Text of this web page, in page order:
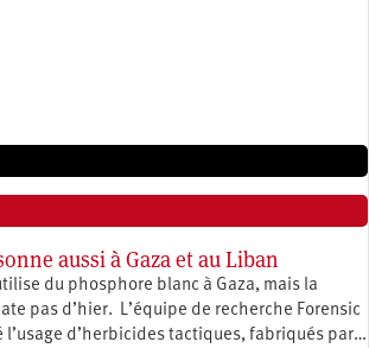
aussi à Gaza et au Liban
du phosphore blanc à Gaza, mais la
pas d’hier. L’équipe de recherche Forensic
l’usage d’herbicides tactiques, fabriqués par…